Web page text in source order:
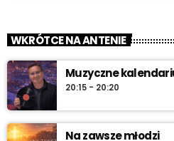
„Biesiada Śląska” – w każdą
Scholz, muzyka biesiadna,
pozdrowienia na antenie.
WKRÓTCE NA ANTENIE
Muzyczne
20:15 - 20:20
Na zawsze młodzi